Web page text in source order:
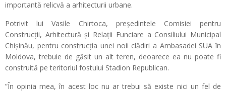
importantă relicvă a arhitecturii urbane.
Potrivit lui Vasile Chirtoca, președintele Comisiei pentru
Construcții, Arhitectură și Relații Funciare a Consiliului Municipal
Chișinău, pentru construcția unei noii clădiri a Ambasadei SUA în
Moldova, trebuie de găsit un alt teren, deoarece ea nu poate fi
construită pe teritoriul fostului Stadion Republican.
”În opinia mea, în acest loc nu ar trebui să existe nici un fel de